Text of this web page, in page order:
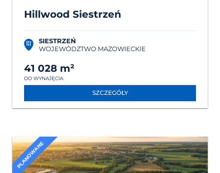
Hillwood Siestrzeń
SIESTRZEŃ
WOJEWÓDZTWO MAZOWIECKIE
41 028 m²
DO WYNAJĘCIA
SZCZEGÓŁY
PLANOWANE